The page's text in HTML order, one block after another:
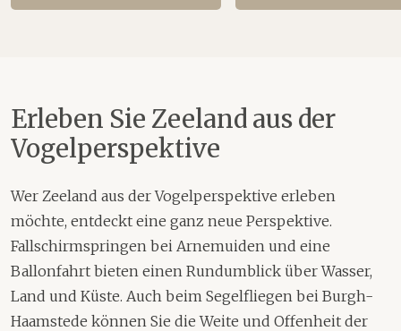
Erleben Sie Zeeland aus der
Vogelperspektive
Wer Zeeland aus der Vogelperspektive erleben
möchte, entdeckt eine ganz neue Perspektive.
Fallschirmspringen bei Arnemuiden und eine
Ballonfahrt bieten einen Rundumblick über Wasser,
Land und Küste. Auch beim Segelfliegen bei Burgh-
Haamstede können Sie die Weite und Offenheit der